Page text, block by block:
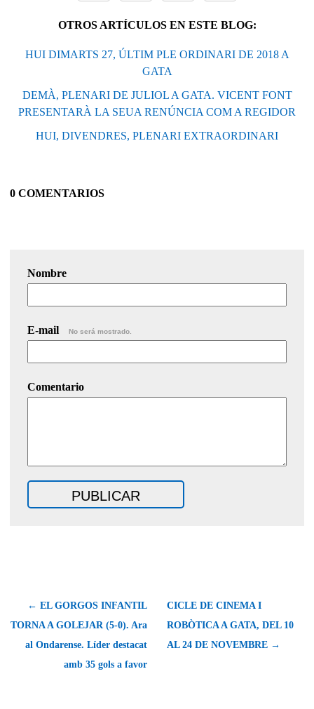
OTROS ARTÍCULOS EN ESTE BLOG:
HUI DIMARTS 27, ÚLTIM PLE ORDINARI DE 2018 A
GATA
DEMÀ, PLENARI DE JULIOL A GATA. VICENT FONT
PRESENTARÀ LA SEUA RENÚNCIA COM A REGIDOR
HUI, DIVENDRES, PLENARI EXTRAORDINARI
0 COMENTARIOS
Nombre
E-mail No será mostrado.
Comentario
← EL GORGOS INFANTIL
TORNA A GOLEJAR (5-0). Ara
al Ondarense. Líder destacat
amb 35 gols a favor
CICLE DE CINEMA I
ROBÒTICA A GATA, DEL 10
AL 24 DE NOVEMBRE →